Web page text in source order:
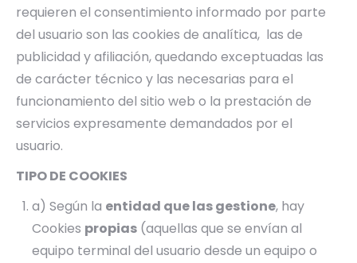
requieren el consentimiento informado por parte
del usuario son las cookies de analítica, las de
publicidad y afiliación, quedando exceptuadas las
de carácter técnico y las necesarias para el
funcionamiento del sitio web o la prestación de
servicios expresamente demandados por el
usuario.
TIPO DE COOKIES
a) Según la entidad que las gestione, hay
Cookies propias (aquellas que se envían al
equipo terminal del usuario desde un equipo o